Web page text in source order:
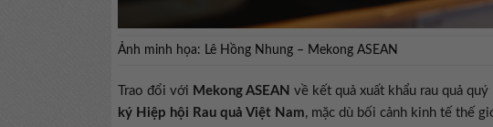
Ảnh minh họa: Lê Hồng Nhung – Mekong ASEAN
Trao đổi với Mekong ASEAN về kết quả xuất khẩu rau quả
ký Hiệp hội Rau quả Việt Nam, mặc dù bối cảnh kinh tế thế